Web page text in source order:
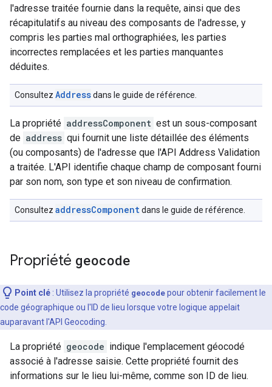
l'adresse traitée fournie dans la requête, ainsi que des
récapitulatifs au niveau des composants de l'adresse, y
compris les parties mal orthographiées, les parties
incorrectes remplacées et les parties manquantes
déduites.
Consultez Addressdans le guide de référence.
La propriété addressComponent est un sous-composant
de address qui fournit une liste détaillée des éléments
(ou composants) de l'adresse que l'API Address Validation
a traitée. L'API identifie chaque champ de composant fourni
par son nom, son type et son niveau de confirmation.
Consultez addressComponentdans le guide de référence.
Propriété geocode
Point clé : Utilisez la propriété geocodepour obtenir facilement le
code géographique ou l'ID de lieu lorsque votre logique appelait
auparavant l'API Geocoding.
La propriété geocode indique l'emplacement géocodé
associé à l'adresse saisie. Cette propriété fournit des
informations sur le lieu lui-même, comme son ID de lieu.